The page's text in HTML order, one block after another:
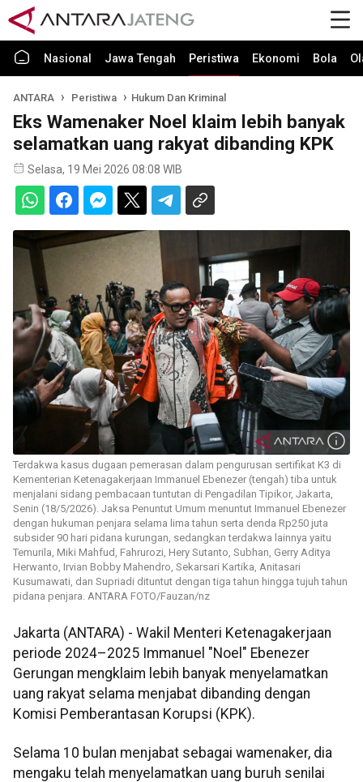
Nasional Jawa Tengah Peristiwa Ekonomi Bola
ANTARA Peristiwa Hukum Dan Kriminal
Eks Wamenaker Noel klaim lebih banyak
selamatkan uang rakyat dibanding KPK
Selasa, 19 Mei 2026 08:08 WIB
Terdakwa kasus dugaan pemerasan dalam pengurusan sertifikat K3 di
Kementerian Ketenagakerjaan Immanuel Ebenezer (tengah) tiba untuk
menjalani sidang pembacaan tuntutan di Pengadilan Tipikor, Jakarta,
Senin (18/5/2026). Jaksa Penuntut Umum menuntut Immanuel Ebenezer
dengan hukuman penjara selama lima tahun serta denda Rp250 juta
subsider 90 hari pidana kurungan, sedangkan terdakwa lainnya yaitu
Temurila, Miki Mahfud, Fahrurozi, Hery Sutanto, Subhan, Gerry Aditya
Herwanto, Irvian Bobby Mahendro, Sekarsari Kartika, Anitasari
Kusumawati, dan Supriadi dituntut dengan tiga tahun hingga tujuh tahun
pidana penjara. ANTARA FOTO/Fauzan/nz
Jakarta (ANTARA) - Wakil Menteri Ketenagakerjaan
periode 2024–2025 Immanuel "Noel" Ebenezer
Gerungan mengklaim lebih banyak menyelamatkan
uang rakyat selama menjabat dibanding dengan
Komisi Pemberantasan Korupsi (KPK).
Selama 10 bulan menjabat sebagai wamenaker, dia
mengaku telah menyelamatkan uang buruh senilai